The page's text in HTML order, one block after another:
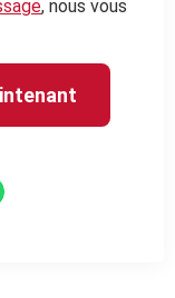
, nous vous